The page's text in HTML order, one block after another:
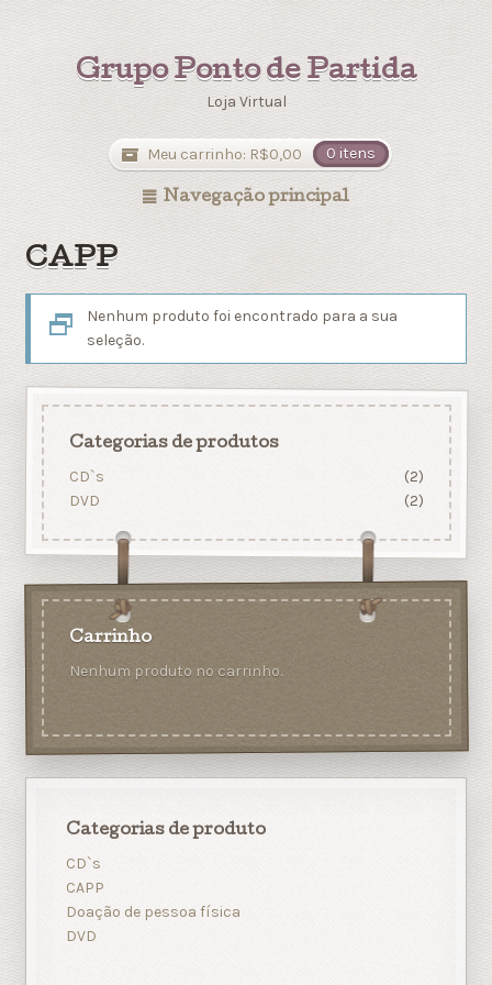
Grupo Ponto de Partida
Loja Virtual
Meu carrinho: R$0,00 0 itens
Navegação principal
CAPP
Nenhum produto foi encontrado para a sua
seleção.
Categorias de produtos
CD`s
(2)
DVD
(2)
Carrinho
Nenhum produto no carrinho.
Categorias de produto
CD`s
CAPP
Doação de pessoa física
DVD